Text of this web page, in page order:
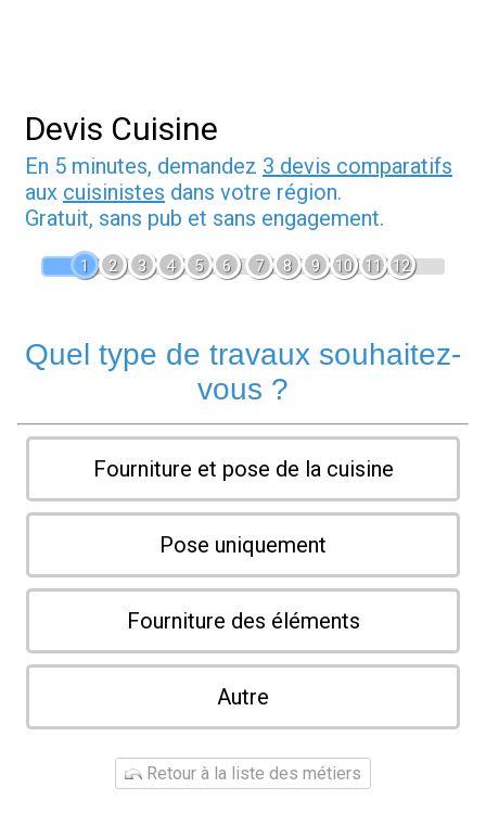
Devis Cuisine
En 5 minutes, demandez 3 devis comparatifs
aux cuisinistes dans votre région.
Gratuit, sans pub et sans engagement.
1 2 3 4 5 6 7 8 9 10 11 12
Quel type de travaux souhaitez-
vous ?
Fourniture et pose de la cuisine
Pose uniquement
Fourniture des éléments
Autre
Retour à la liste des métiers